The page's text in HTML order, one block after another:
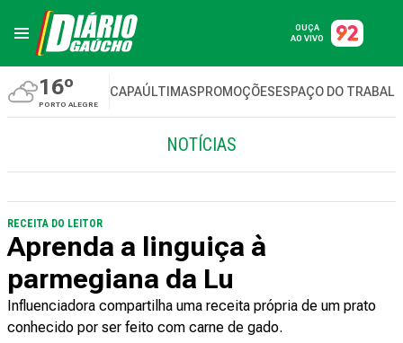
OUÇA
AO VIVO
16º
PORTO ALEGRE
CAPAÚLTIMASPROMOÇÕESESPAÇO DO
NOTÍCIAS
RECEITA DO LEITOR
Aprenda a linguiça à
parmegiana da Lu
Influenciadora compartilha uma receita própria de um prato
conhecido por ser feito com carne de gado.